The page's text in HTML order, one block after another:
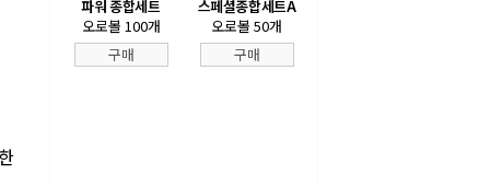
파워 종합세트
오로볼 100개
구매
스페셜종합세트A
오로볼 50개
구매